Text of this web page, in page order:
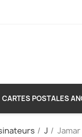
CARTES POSTALES
J